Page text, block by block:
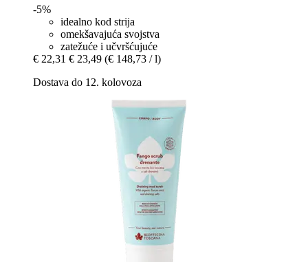
-5%
idealno kod strija
omekšavajuća svojstva
zatežuće i učvršćujuće
€ 22,31 € 23,49 (€ 148,73 / l)
Dostava do 12. kolovoza